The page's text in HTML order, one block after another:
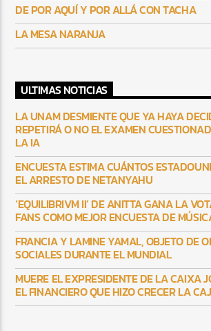
DE POR AQUÍ Y POR ALLÁ CON TACHA
LA MESA NARANJA
ULTIMAS NOTICIAS
LA UNAM DESMIENTE QUE YA HAYA
REPETIRÁ O NO EL EXAMEN
LA IA
ENCUESTA ESTIMA CUÁNTOS
EL ARRESTO DE NETANYAHU
‘EQUILIBRIVM II’ DE ANITTA GANA LA
FANS COMO MEJOR ENCUESTA DE
FRANCIA Y LAMINE YAMAL, OBJETO DE
SOCIALES DURANTE EL MUNDIAL
MUERE EL EXPRESIDENTE DE LA CAIXA
EL FINANCIERO QUE HIZO CRECER LA